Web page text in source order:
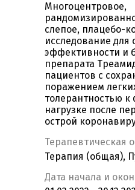
Многоцентровое,
слепое, плацебо-
исследование для
эффективности и
препарата
пациентов с
поражением
толерантностью к
нагрузке после
острой
Терапевтическая
Терапия (общая),
Дата начала и